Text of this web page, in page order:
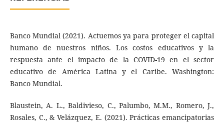
Banco Mundial (2021). Actuemos ya para proteger el capital
humano de nuestros niños. Los costos educativos y la
respuesta ante el impacto de la COVID-19 en el sector
educativo de América Latina y el Caribe. Washington:
Banco Mundial.
Blaustein, A. L., Baldivieso, C., Palumbo, M.M., Romero, J.,
Rosales, C., & Velázquez, E. (2021). Prácticas emancipatorias